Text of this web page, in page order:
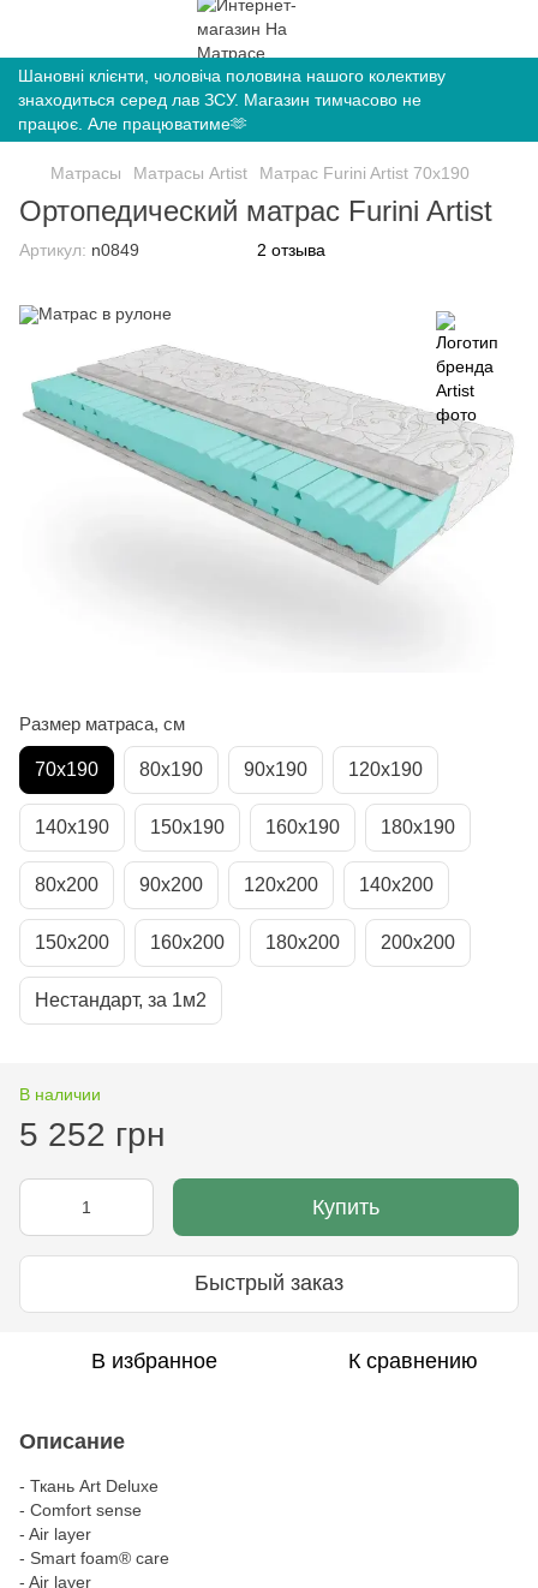
Шановні клієнти, чоловіча половина нашого колективу
знаходиться серед лав ЗСУ. Магазин тимчасово не
працює. Але працюватиме🫶
Матрасы Матрасы Artist Матрас Furini Artist 70х190
Ортопедический матрас Furini Artist
Артикул: n0849 2 отзыва
Размер матраса, см
70х190 80х190 90х190 120х190
140х190 150х190 160х190 180х190
80х200 90х200 120х200 140х200
150х200 160х200 180х200 200х200
Нестандарт, за 1м2
В наличии
5 252 грн
Купить
Быстрый заказ
В избранное К сравнению
Описание
- Ткань Art Deluxe
- Comfort sense
- Air layer
- Smart foam® care
- Air layer